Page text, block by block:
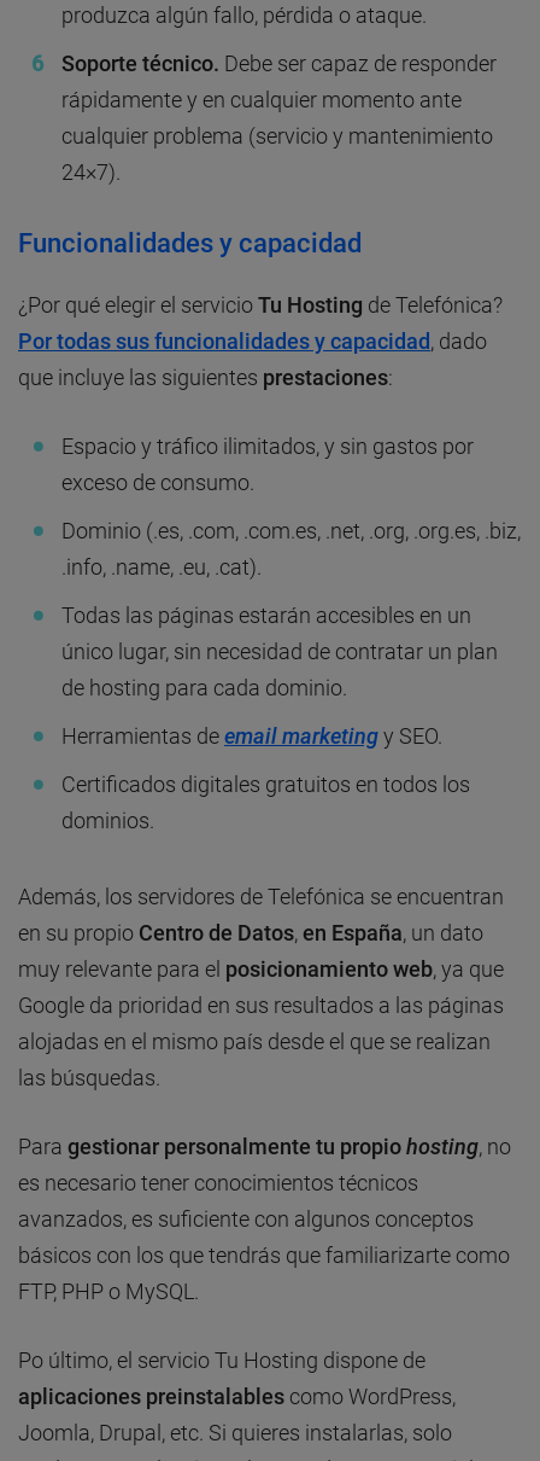
produzca algún fallo, pérdida o ataque.
Soporte técnico. Debe ser capaz de responder
rápidamente y en cualquier momento ante
cualquier problema (servicio y mantenimiento
24×7).
Funcionalidades y capacidad
¿Por qué elegir el servicioTu Hosting de Telefónica?
Por todas sus funcionalidades y capacidad, dado
que incluye las siguientes prestaciones:
Espacio y tráfico ilimitados, y sin gastos por
exceso de consumo.
Dominio (.es, .com, .com.es, .net, .org, .org.es, .biz,
.info, .name, .eu, .cat).
Todas las páginas estarán accesibles en un
único lugar, sin necesidad de contratar un plan
de hosting para cada dominio.
Herramientas deemail marketingy SEO.
Certificados digitales gratuitos en todos los
dominios.
Además, los servidores de Telefónica se encuentran
en su propio Centro de Datos,en España, un dato
muy relevante para el posicionamiento web, ya que
Google da prioridad en sus resultados a las páginas
alojadas en el mismo país desde el que se realizan
las búsquedas.
Para gestionar personalmente tu propiohosting, no
es necesario tener conocimientos técnicos
avanzados, es suficiente con algunos conceptos
básicos con los que tendrás que familiarizarte como
FTP, PHP o MySQL.
Po último, el servicio Tu Hosting dispone de
aplicaciones preinstalables como WordPress,
Joomla, Drupal, etc. Si quieres instalarlas, solo